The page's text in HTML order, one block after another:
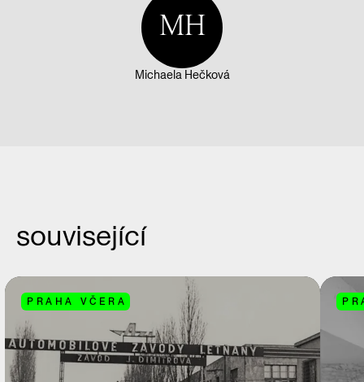
MH
Michaela Hečková
související
PRAHA VČERA